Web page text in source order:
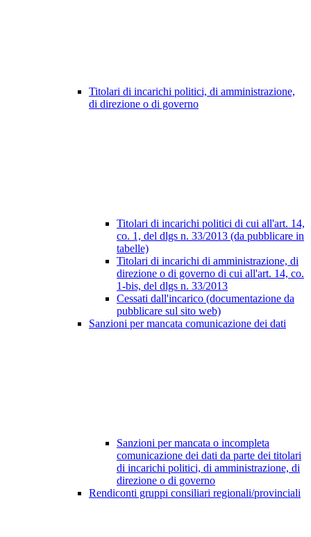
Titolari di incarichi politici, di amministrazione,
di direzione o di governo
Titolari di incarichi politici di cui all'art. 14,
co. 1, del dlgs n. 33/2013 (da pubblicare in
tabelle)
Titolari di incarichi di amministrazione, di
direzione o di governo di cui all'art. 14, co.
1-bis, del dlgs n. 33/2013
Cessati dall'incarico (documentazione da
pubblicare sul sito web)
Sanzioni per mancata comunicazione dei dati
Sanzioni per mancata o incompleta
comunicazione dei dati da parte dei titolari
di incarichi politici, di amministrazione, di
direzione o di governo
Rendiconti gruppi consiliari regionali/provinciali